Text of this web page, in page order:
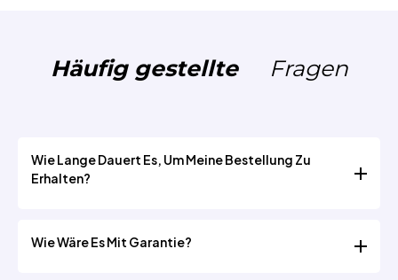
Häufig gestellte Fragen
Wie Lange Dauert Es, Um Meine Bestellung Zu
Erhalten?
für alle Produkte.
Wie Wäre Es Mit Garantie?